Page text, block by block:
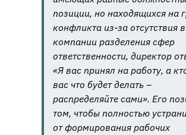
позиции, но находящихся на
конфликта из-за отсутствия в
компании разделения сфер
ответственности, директор
«Я вас принял на работу, а
вас что будет делать –
распределяйте сами». Его
том, чтобы полностью
от формирования рабочих